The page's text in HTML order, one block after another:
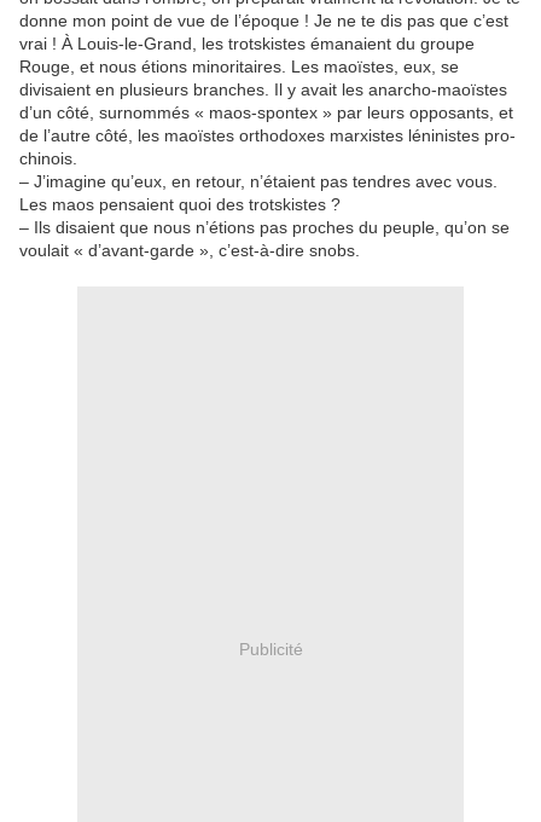
donne mon point de vue de l’époque ! Je ne te dis pas que c’est
vrai ! À Louis-le-Grand, les trotskistes émanaient du groupe
Rouge, et nous étions minoritaires. Les maoïstes, eux, se
divisaient en plusieurs branches. Il y avait les anarcho-maoïstes
d’un côté, surnommés « maos-spontex » par leurs opposants, et
de l’autre côté, les maoïstes orthodoxes marxistes léninistes pro-
chinois.
– J’imagine qu’eux, en retour, n’étaient pas tendres avec vous.
Les maos pensaient quoi des trotskistes ?
– Ils disaient que nous n’étions pas proches du peuple, qu’on se
voulait « d’avant-garde », c’est-à-dire snobs.
Publicité